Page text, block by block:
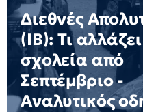
Διεθνές
(IB): Τι
σχολεία από
Σεπτέμβριο -
Αναλυτικός